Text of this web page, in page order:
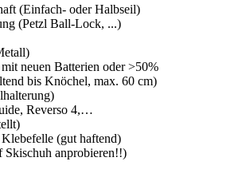
(Einfach- oder Halbseil)
(Petzl Ball-Lock, ...)
neuen Batterien oder >50%
bis Knöchel, max. 60 cm)
Reverso 4,…
(gut haftend)
Skischuh anprobieren!!)